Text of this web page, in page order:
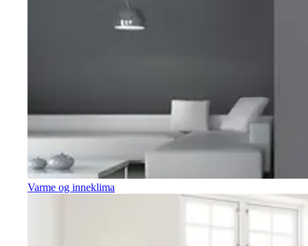
Varme og inneklima